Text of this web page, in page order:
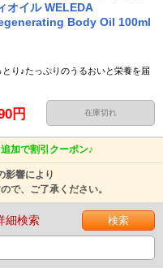
オイル WELEDA
Body Oil 100ml
り♪たっぷりのうるおいと栄養を届
円 在庫切れ
加で割引クーポン♪
影響により
で、ご了承ください。
細検索